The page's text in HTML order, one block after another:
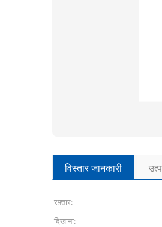
विस्तार जानकारी
रफ़्तार:
दिखाना: